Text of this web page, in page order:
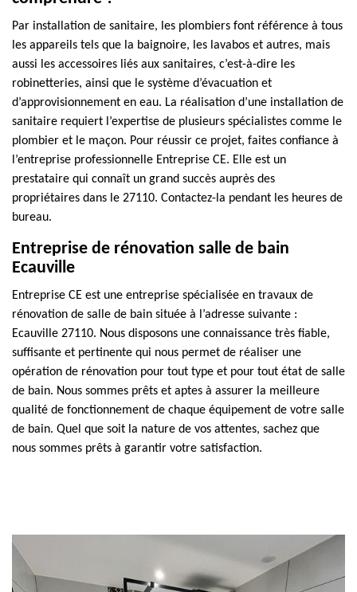
Par installation de sanitaire, les plombiers font référence à tous
les appareils tels que la baignoire, les lavabos et autres, mais
aussi les accessoires liés aux sanitaires, c’est-à-dire les
robinetteries, ainsi que le système d’évacuation et
d’approvisionnement en eau. La réalisation d’une installation de
sanitaire requiert l’expertise de plusieurs spécialistes comme le
plombier et le maçon. Pour réussir ce projet, faites confiance à
l’entreprise professionnelle Entreprise CE. Elle est un
prestataire qui connaît un grand succès auprès des
propriétaires dans le 27110. Contactez-la pendant les heures de
bureau.
Entreprise de rénovation salle de bain
Ecauville
Entreprise CE est une entreprise spécialisée en travaux de
rénovation de salle de bain située à l’adresse suivante :
Ecauville 27110. Nous disposons une connaissance très fiable,
suffisante et pertinente qui nous permet de réaliser une
opération de rénovation pour tout type et pour tout état de salle
de bain. Nous sommes prêts et aptes à assurer la meilleure
qualité de fonctionnement de chaque équipement de votre salle
de bain. Quel que soit la nature de vos attentes, sachez que
nous sommes prêts à garantir votre satisfaction.